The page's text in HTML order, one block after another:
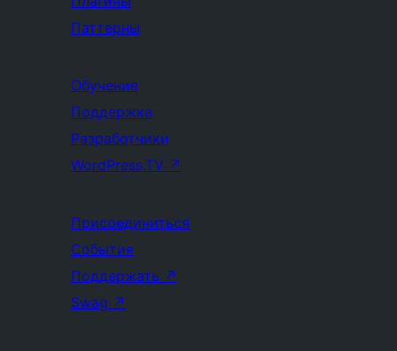
Паттерны
Обучение
Поддержка
Разработчики
WordPress.TV ↗
Присоединиться
События
Поддержать ↗
Swag ↗